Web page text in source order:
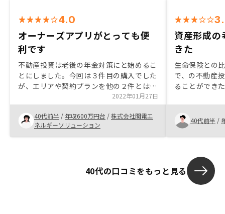
4.0
オーナーズアプリがとっても便
利です
不動産投資は老後の年金対策にと始めるこ
とにしました。今回は３件目の購入でした
が、エリアや契約プランを他の２件とは違
う持ち方にして、リスク分散を図りまし
た。御社は説明が的確でわかりやすいの
で、興味を持っている友人にはオススメし
たいと思います。御社にメリットのない問
合せにも迅速丁寧に回答いただければと思
2022年01月27日
40代前半 / 年収600万円台 /株式会社関電エ
ネルギーソリューション
資産形成の
きた
生命保険との
で、の不動産
ることができ
る程度、想定
産投資の良い
40代前半 /
40代の口コミをもっと見る